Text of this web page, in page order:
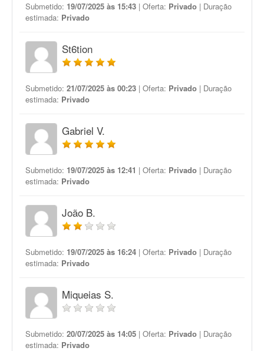
Submetido: 19/07/2025 às 15:43 | Oferta: Privado | Duração
estimada: Privado
St6tion
Submetido: 21/07/2025 às 00:23 | Oferta: Privado | Duração
estimada: Privado
Gabriel V.
Submetido: 19/07/2025 às 12:41 | Oferta: Privado | Duração
estimada: Privado
João B.
Submetido: 19/07/2025 às 16:24 | Oferta: Privado | Duração
estimada: Privado
Miqueias S.
Submetido: 20/07/2025 às 14:05 | Oferta: Privado | Duração
estimada: Privado